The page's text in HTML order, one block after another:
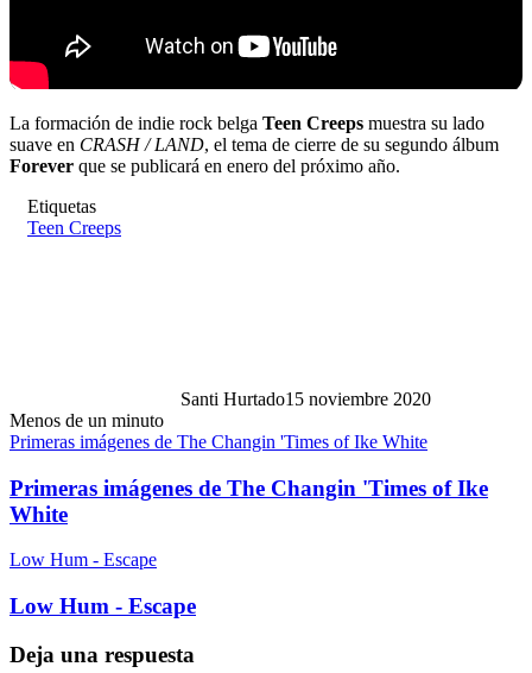
La formación de indie rock belga Teen Creeps muestra su lado
suave en CRASH / LAND, el tema de cierre de su segundo álbum
Forever que se publicará en enero del próximo año.
Etiquetas
Teen Creeps
Santi Hurtado15 noviembre 2020
Menos de un minuto
Primeras imágenes de The Changin 'Times of Ike White
Primeras imágenes de The Changin 'Times of Ike
White
Low Hum - Escape
Low Hum - Escape
Deja una respuesta